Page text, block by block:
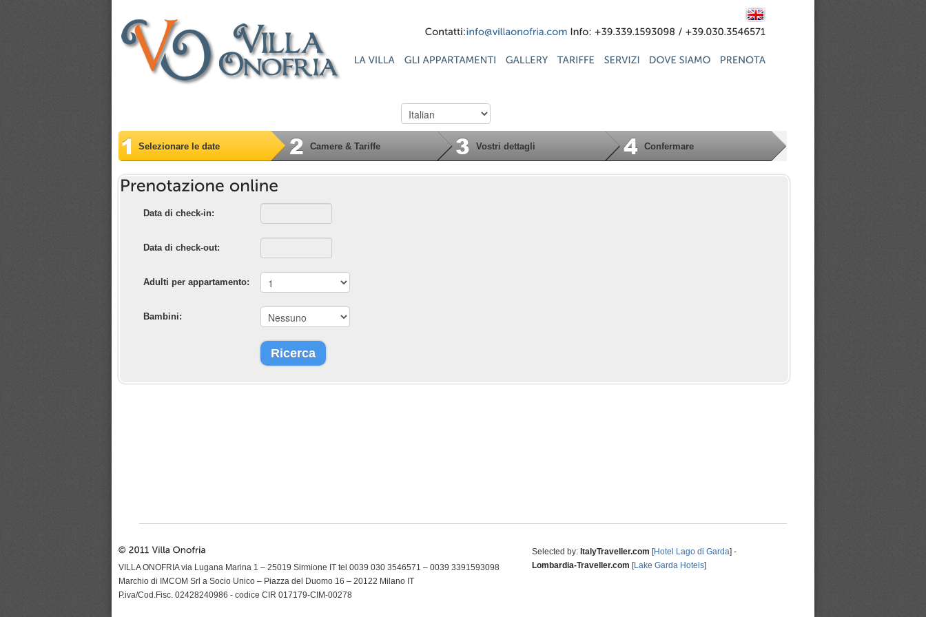
Selezionare le date Camere & Tariffe Vostri dettagli Confermare
Data di check-in:
Data di check-out:
Adulti per appartamento:
Bambini:
Ricerca
VILLA ONOFRIA via Lugana Marina 1 – 25019 Sirmione IT tel 0039 030 3546571 – 0039 3391593098
Marchio di IMCOM Srl a Socio Unico – Piazza del Duomo 16 – 20122 Milano IT
P.iva/Cod.Fisc. 02428240986 - codice CIR 017179-CIM-00278
Selected by: ItalyTraveller.com [Hotel Lago di Garda] -
Lombardia-Traveller.com [Lake Garda Hotels]